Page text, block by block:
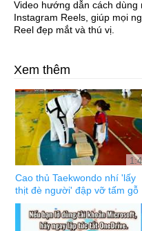
Video hướng dẫn cách dùng
Instagram Reels, giúp mọi
Reel đẹp mắt và thú vị.
Xem thêm
Cao thủ Taekwondo nhí 'lấy
thịt đè người' đập vỡ tấm gỗ